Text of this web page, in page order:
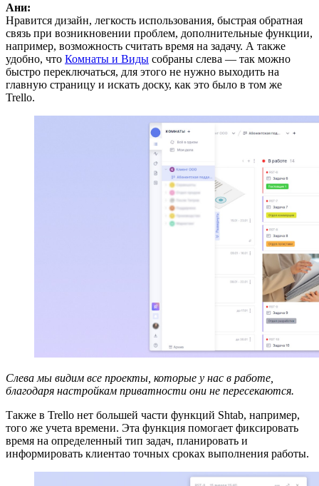
Ани:
Нравится дизайн, легкость использования, быстрая обратная
связь при возникновении проблем, дополнительные функции,
например, возможность считать время на задачу. А также
удобно, что Комнаты и Виды собраны слева — так можно
быстро переключаться, для этого не нужно выходить на
главную страницу и искать доску, как это было в том же
Trello.
Слева мы видим все проекты, которые у нас в работе,
благодаря настройкам приватности они не пересекаются.
Также в Trello нет большей части функций Shtab, например,
того же учета времени. Эта функция помогает фиксировать
время на определенный тип задач, планировать и
информировать клиентао точных сроках выполнения работы.